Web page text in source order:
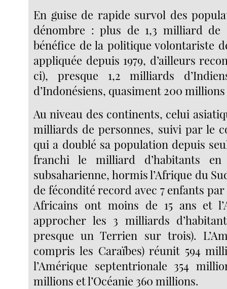
En guise de rapide survol des
dénombre : plus de 1,3 milliard de
bénéfice de la politique volontariste
appliquée depuis 1979, d’ailleurs
ci), presque 1,2 milliards
d’Indonésiens, quasiment 200
Au niveau des continents, celui
milliards de personnes, suivi par le
qui a doublé sa population depuis
franchi le milliard d’habitants en
subsaharienne, hormis l’Afrique du
de fécondité record avec 7 enfants par
Africains ont moins de 15 ans et
approcher les 3 milliards
presque un Terrien sur trois).
compris les Caraïbes) réunit 594
l’Amérique septentrionale 354
millions et l’Océanie 360 millions.